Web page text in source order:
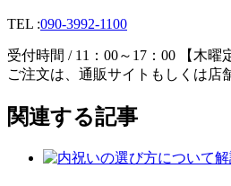
TEL :090-3992-1100
受付時間 / 11：00～17：00 【木曜
ご注文は、通販サイトもしくは店
関連する記事